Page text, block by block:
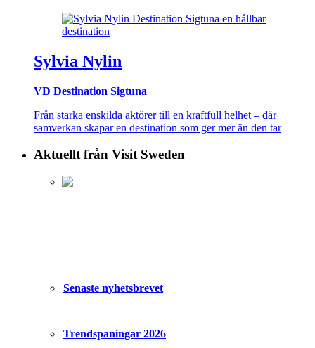
Sylvia Nylin
VD Destination Sigtuna
Från starka enskilda aktörer till en kraftfull helhet – där
samverkan skapar en destination som ger mer än den tar
Aktuellt från Visit Sweden
Senaste nyhetsbrevet
Trendspaningar 2026